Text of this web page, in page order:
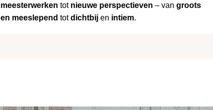
meesterwerken tot nieuwe perspectieven – van groots
en meeslepend totdichtbij en intiem.